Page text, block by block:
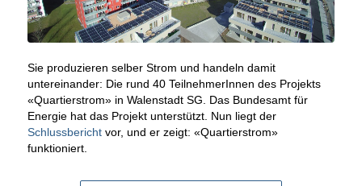
Sie produzieren selber Strom und handeln damit
untereinander: Die rund 40 TeilnehmerInnen des Projekts
«Quartierstrom» in Walenstadt SG. Das Bundesamt für
Energie hat das Projekt unterstützt. Nun liegt der
Schlussberichtvor, und er zeigt: «Quartierstrom»
funktioniert.